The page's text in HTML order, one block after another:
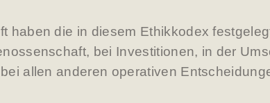
haben die in diesem Ethikkodex
bei Investitionen, in der
allen anderen operativen